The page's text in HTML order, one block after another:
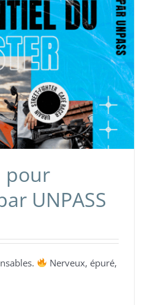
pour
UNPASS
Nerveux, épuré,